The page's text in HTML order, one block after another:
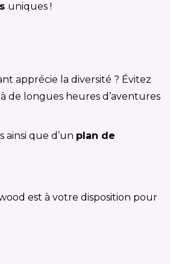
uniques !
apprécie la diversité ? Évitez
de longues heures d’aventures
ainsi que d’un plan de
est à votre disposition pour